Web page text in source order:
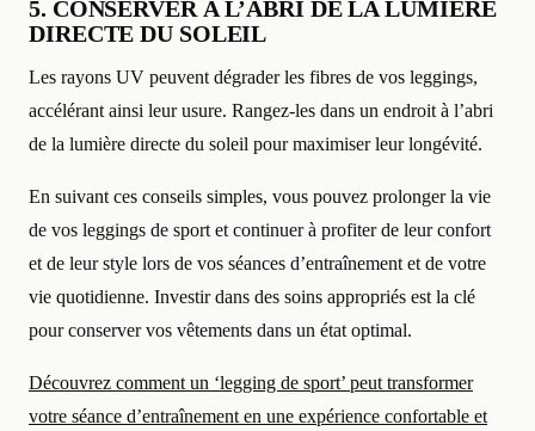
5. CONSERVER À L’ABRI DE LA LUMIÈRE
DIRECTE DU SOLEIL
Les rayons UV peuvent dégrader les fibres de vos leggings,
accélérant ainsi leur usure. Rangez-les dans un endroit à l’abri
de la lumière directe du soleil pour maximiser leur longévité.
En suivant ces conseils simples, vous pouvez prolonger la vie
de vos leggings de sport et continuer à profiter de leur confort
et de leur style lors de vos séances d’entraînement et de votre
vie quotidienne. Investir dans des soins appropriés est la clé
pour conserver vos vêtements dans un état optimal.
Découvrez comment un ‘legging de sport’ peut transformer
votre séance d’entraînement en une expérience confortable et